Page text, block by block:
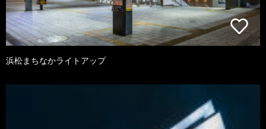
浜松まちなかライトアップ